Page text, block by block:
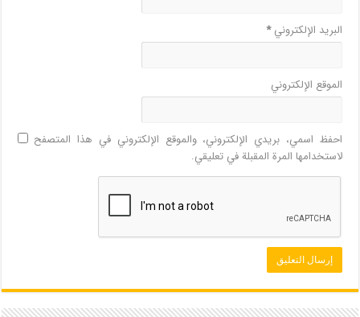
البريد الإلكتروني*
الموقع الإلكتروني
احفظ اسمي، بريدي الإلكتروني، والموقع الإلكتروني في هذا المتصفح
لاستخدامها المرة المقبلة في تعليقي.